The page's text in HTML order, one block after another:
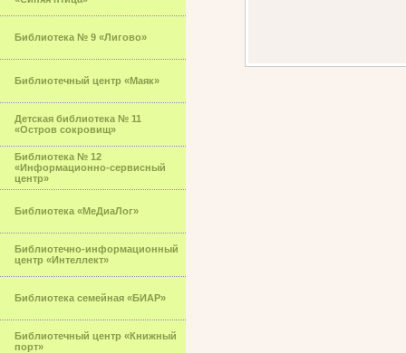
Библиотека № 9 «Лигово»
Библиотечный центр «Маяк»
Детская библиотека № 11
«Остров сокровищ»
Библиотека № 12
«Информационно-сервисный
центр»
Библиотека «МеДиаЛог»
Библиотечно-информационный
центр «Интеллект»
Библиотека семейная «БИАР»
Библиотечный центр «Книжный
порт»